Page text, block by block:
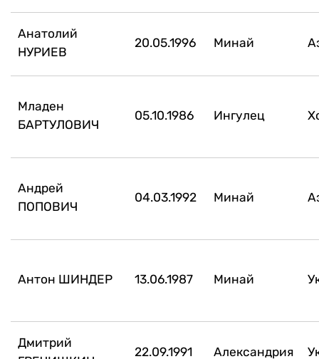
Анатолий
НУРИЕВ
20.05.1996 Минай
Младен
БАРТУЛОВИЧ
05.10.1986 Ингулец
Андрей
ПОПОВИЧ
04.03.1992 Минай
Антон ШИНДЕР 13.06.1987 Минай
Дмитрий
22.09.1991 Александрия